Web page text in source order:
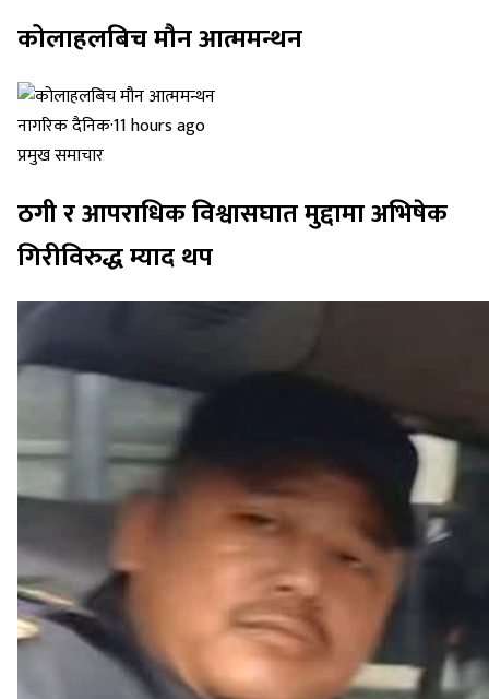
कोलाहलबिच मौन आत्ममन्थन
नागरिक दैनिक·11 hours ago
प्रमुख समाचार
ठगी र आपराधिक विश्वासघात मुद्दामा अभिषेक
गिरीविरुद्ध म्याद थप